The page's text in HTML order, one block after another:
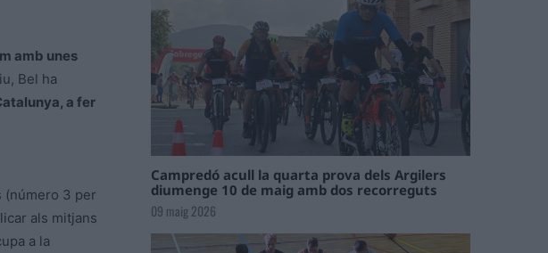
amb unes
Bel ha
a fer
(número 3 per
als mitjans
a la
Campredó acull la quarta prova dels Argilers
diumenge 10 de maig amb dos recorreguts
09 maig 2026